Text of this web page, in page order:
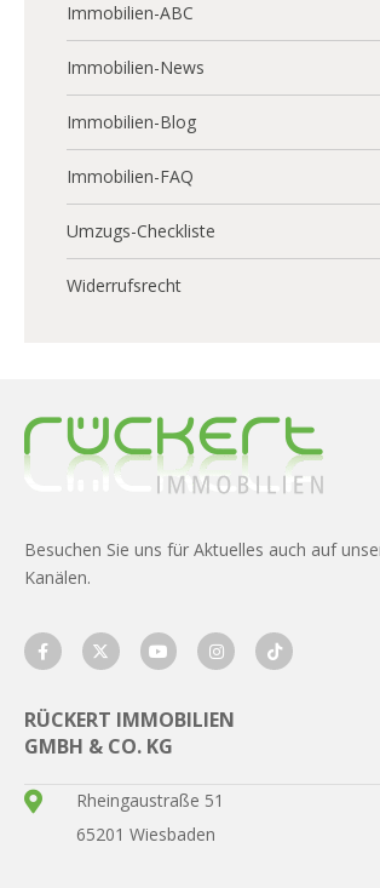
Immobilien-ABC
Immobilien-News
Immobilien-Blog
Immobilien-FAQ
Umzugs-Checkliste
Widerrufsrecht
Besuchen Sie uns für Aktuelles auch auf
Kanälen.
RÜCKERT IMMOBILIEN
GMBH & CO. KG
Rheingaustraße 51
65201 Wiesbaden